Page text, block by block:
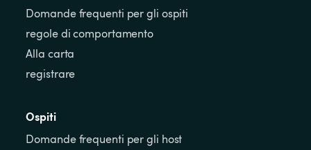
Domande frequenti per gli ospiti
regole di comportamento
Alla carta
registrare
Ospiti
Domande frequenti per gli host